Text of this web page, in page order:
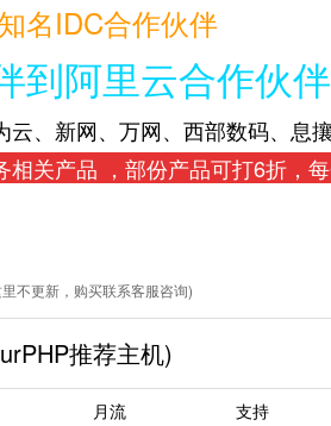
名IDC合作伙伴
到阿里云合作伙伴
、 新网、万网、西部数码、息
相关产品 ，部份产品可打6折，
不更新，购买联系客服咨询)
推荐主机)
月流
支持